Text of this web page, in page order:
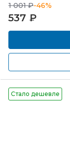
1 001 ₽-46%
537 ₽
Стало дешевле